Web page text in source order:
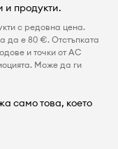
продукти.
с редовна цена.
да е 80 €. Отстъпката
и точки от AC
Може да ги
само това, което